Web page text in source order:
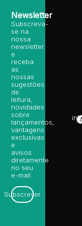
Newsletter
Subscreva-
se na
nossa
newsletter
e
receba
as
nossas
sugestões
de
leitura,
novidades
sobre
lançamentos,
vantagens
exclusivas
e
avisos
diretamente
no seu
e-mail.
Subscrever